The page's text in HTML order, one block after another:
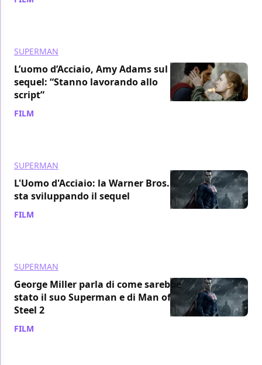
SUPERMAN
L’uomo d’Acciaio, Amy Adams sul
sequel: “Stanno lavorando allo
script”
FILM
SUPERMAN
L'Uomo d'Acciaio: la Warner Bros.
sta sviluppando il sequel
FILM
SUPERMAN
George Miller parla di come sarebbe
stato il suo Superman e di Man of
Steel 2
FILM